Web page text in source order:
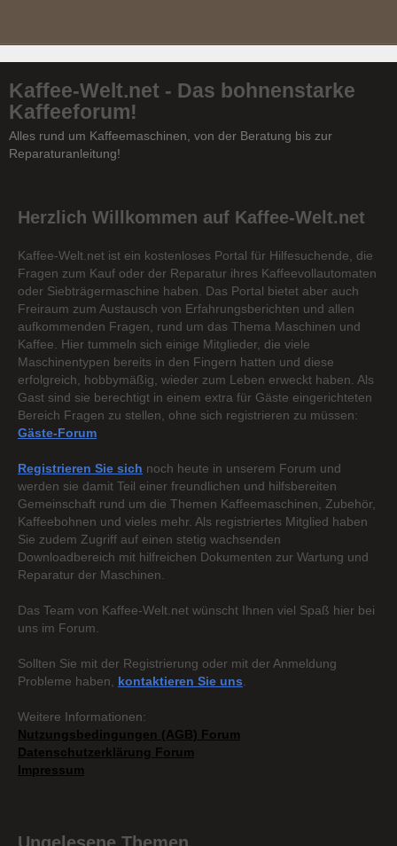
Kaffee-Welt.net - Das bohnenstarke
Kaffeeforum!
Alles rund um Kaffeemaschinen, von der Beratung bis zur
Reparaturanleitung!
Herzlich Willkommen auf Kaffee-Welt.net
Kaffee-Welt.net ist ein kostenloses Portal für Hilfesuchende, die
Fragen zum Kauf oder der Reparatur ihres Kaffeevollautomaten
oder Siebträgermaschine haben. Das Portal bietet aber auch
Freiraum zum Austausch von Erfahrungsberichten und allen
aufkommenden Fragen, rund um das Thema Maschinen und
Kaffee. Hier tummeln sich einige Mitglieder, die viele
Maschinentypen bereits in den Fingern hatten und diese
erfolgreich, hobbymäßig, wieder zum Leben erweckt haben. Als
Gast sind sie berechtigt in einem extra für Gäste eingerichteten
Bereich Fragen zu stellen, ohne sich registrieren zu müssen:
Gäste-Forum
Registrieren Sie sich noch heute in unserem Forum und
werden sie damit Teil einer freundlichen und hilfsbereiten
Gemeinschaft rund um die Themen Kaffeemaschinen, Zubehör,
Kaffeebohnen und vieles mehr. Als registriertes Mitglied haben
Sie zudem Zugriff auf einen stetig wachsenden
Downloadbereich mit hilfreichen Dokumenten zur Wartung und
Reparatur der Maschinen.
Das Team von Kaffee-Welt.net wünscht Ihnen viel Spaß hier bei
uns im Forum.
Sollten Sie mit der Registrierung oder mit der Anmeldung
Probleme haben, kontaktieren Sie uns
Weitere Informationen:
Nutzungsbedingungen (AGB) Forum
Datenschutzerklärung Forum
Impressum